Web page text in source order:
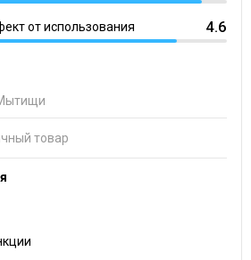
от использования 4.6
товар